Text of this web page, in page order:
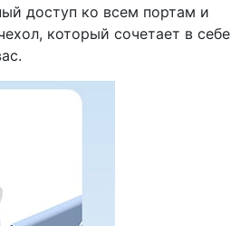
доступ ко всем портам и
который сочетает в себе